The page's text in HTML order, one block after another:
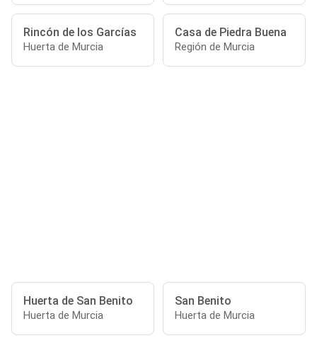
Rincón de los Garcías
Huerta de Murcia
Casa de Piedra Buena
Región de Murcia
Huerta de San Benito
Huerta de Murcia
San Benito
Huerta de Murcia